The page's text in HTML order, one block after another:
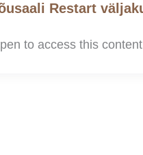
Restart
to access this content